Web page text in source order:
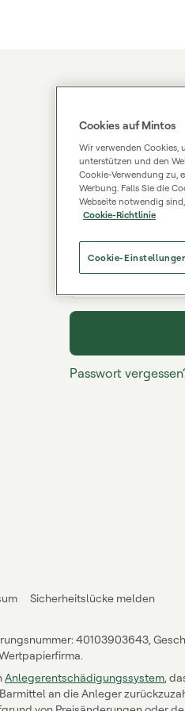
Loggen
Sie haben noch
E-Mail
Passwort
Passwort
Sicherheitslücke melden
40103903643,
Anlegerentschädigungssystem,
an die Anleger
Cookies auf Mintos
Wir verwenden Cookies,
unterstützen und den
Cookie-Verwendung zu,
Werbung. Falls Sie die
Webseite notwendig
Cookie-Richtlinie
Cookie-